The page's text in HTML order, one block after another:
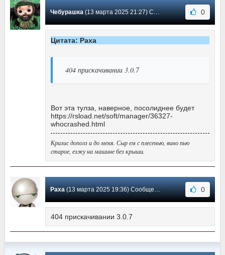
Чебурашка(13 марта 2025 21:27) Сообщение #9 0
Цитата: Paxa
404 прискачивании 3.0.7
Вот эта тулза, наверное, посолиднее будет
https://rsload.net/soft/manager/36327-
whocrashed.html
Кризис дополз и до меня. Сыр ем с плесенью, вино пью
старое, езжу на машине без крыши.
Paxa(13 марта 2025 19:36) Сообщение #8 0
404 прискачивании 3.0.7